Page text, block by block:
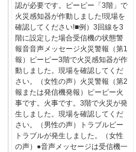
認が必要です。ピーピー「3階」で
火災感知器が作動しました!現場を
確認してください!■例）3回線を3
階に設定した場合受信機の状態警
報音音声メッセージ火災警報（第1
報）ピーピー3階で火災感知器が作
動しました。現場を確認してくだ
さい。（女性の声）火災警報（第2
報または発信機発報）ピーピー火
事です。火事です。3階で火災が発
生しました。現場を確認してくだ
さい。（男性の声）トラブルビー
トラブルが発生しました。（女性
の声）●音声メッセージは受信機一